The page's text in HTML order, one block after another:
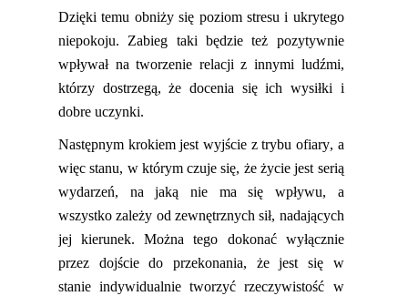
Dzięki temu obniży się poziom stresu i ukrytego
niepokoju. Zabieg taki będzie też pozytywnie
wpływał na tworzenie relacji z innymi ludźmi,
którzy dostrzegą, że docenia się ich wysiłki i
dobre uczynki.
Następnym krokiem jest wyjście z trybu ofiary, a
więc stanu, w którym czuje się, że życie jest serią
wydarzeń, najaką nie ma się wpływu, a
wszystko zależy od zewnętrznych sił, nadających
jej kierunek. Można tego dokonać wyłącznie
przez dojście do przekonania, że jest się w
stanie indywidualnie tworzyć rzeczywistość w